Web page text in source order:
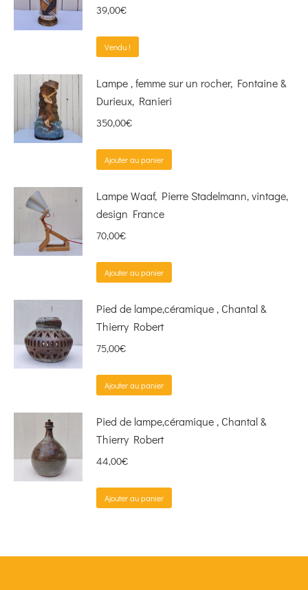
39,00€
Vendu !
Lampe , femme sur un rocher, Fontaine &
Durieux, Ranieri
350,00€
Ajouter au panier
Lampe Waaf, Pierre Stadelmann, vintage,
design France
70,00€
Ajouter au panier
Pied de lampe,céramique , Chantal &
Thierry Robert
75,00€
Ajouter au panier
Pied de lampe,céramique , Chantal &
Thierry Robert
44,00€
Ajouter au panier